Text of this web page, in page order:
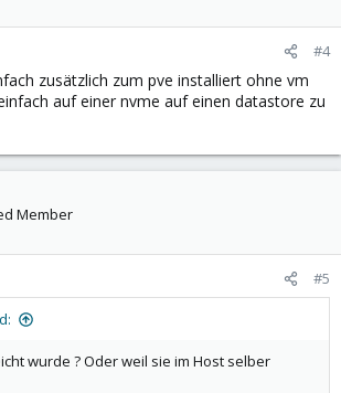
#4
zusätzlich zum pve installiert ohne vm
auf einer nvme auf einen datastore zu
Member
#5
wurde ? Oder weil sie im Host selber